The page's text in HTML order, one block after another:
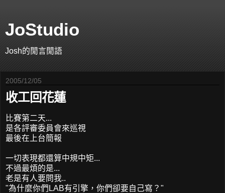
JoStudio
Josh的閒言閒語
2005/12/05
收工回花蓮
比賽第二天...
是各評審委員會來巡視
最後在上台簡報
一切表現都還算中規中矩...
不過最煩的是...
老是有人要問我..
"為什麼你們LAB有引擎，你們卻要自己寫？"